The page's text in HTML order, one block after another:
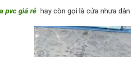
pvc giá rẻhay còn gọi là cửa nhựa